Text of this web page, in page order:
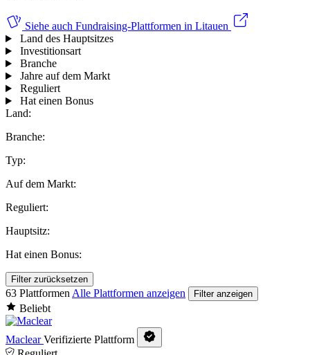
Siehe auch Fundraising-Plattformen in Litauen
Land des Hauptsitzes
Investitionsart
Branche
Jahre auf dem Markt
Reguliert
Hat einen Bonus
Land:
Branche:
Typ:
Auf dem Markt:
Reguliert:
Hauptsitz:
Hat einen Bonus:
Filter zurücksetzen
63 Plattformen Alle Plattformen anzeigen Filter anzeigen
Beliebt
Maclear Verifizierte Plattform